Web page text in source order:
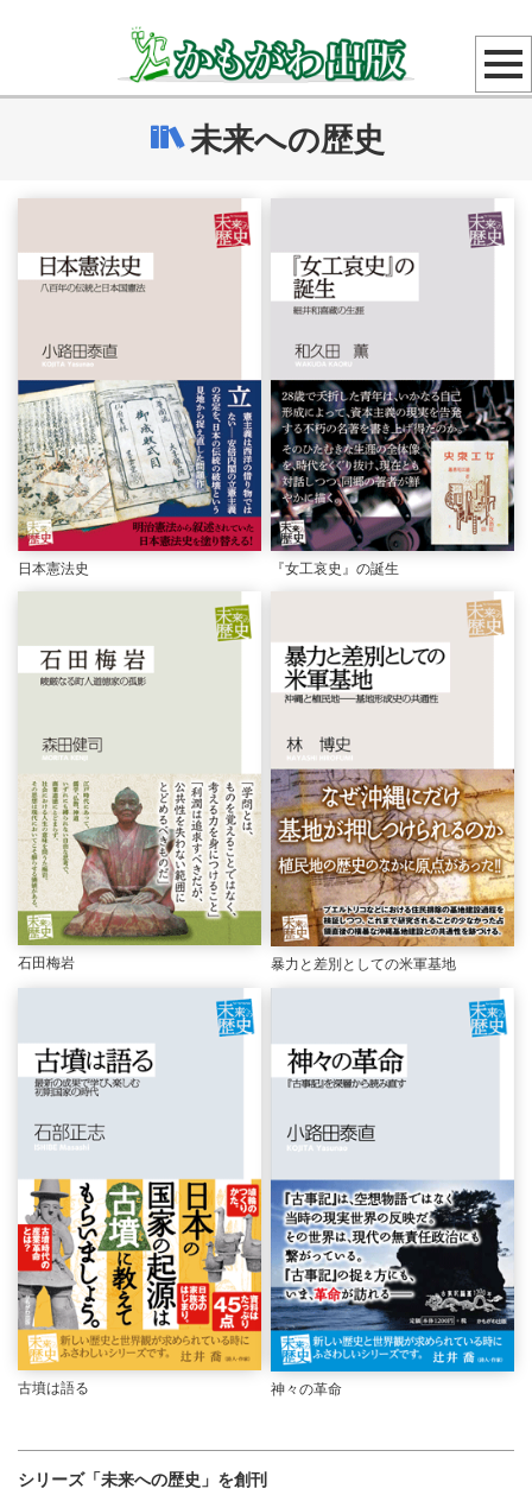
未来への歴史
日本憲法史 『女工哀史』の誕生
石田梅岩 暴力と差別としての米軍基地
古墳は語る 神々の革命
シリーズ「未来への歴史」を創刊